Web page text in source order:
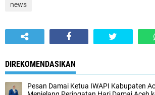
news
DIREKOMENDASIKAN
‎Pesan Damai Ketua IWAPI Kabupaten